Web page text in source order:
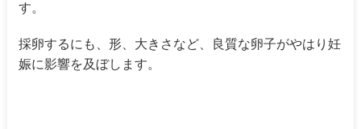
す。
採卵するにも、形、大きさなど、良質な卵子がやはり妊
娠に影響を及ぼします。